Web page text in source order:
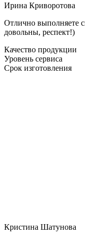
Ирина Криворотова
Отлично выполняете
довольны, респект!)
Качество продукции
Уровень сервиса
Срок изготовления
Кристина Шатунова